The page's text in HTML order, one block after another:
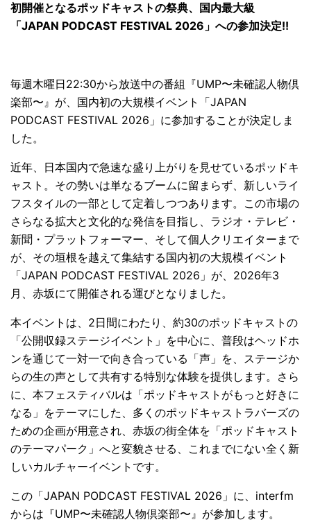
初開催となるポッドキャストの祭典、国内最大級
「JAPAN PODCAST FESTIVAL 2026」への参加決定!!
毎週木曜日22:30から放送中の番組『UMP〜未確認⼈物倶
楽部〜』が、国内初の大規模イベント「JAPAN
PODCAST FESTIVAL 2026」に参加することが決定しま
した。
近年、日本国内で急速な盛り上がりを見せているポッドキ
ャスト。その勢いは単なるブームに留まらず、新しいライ
フスタイルの一部として定着しつつあります。この市場の
さらなる拡大と文化的な発信を目指し、ラジオ・テレビ・
新聞・プラットフォーマー、そして個人クリエイターまで
が、その垣根を越えて集結する国内初の大規模イベント
「JAPAN PODCAST FESTIVAL 2026」が、2026年3
月、赤坂にて開催される運びとなりました。
本イベントは、2日間にわたり、約30のポッドキャストの
「公開収録ステージイベント」を中心に、普段はヘッドホ
ンを通じて一対一で向き合っている「声」を、ステージか
らの生の声として共有する特別な体験を提供します。さら
に、本フェスティバルは「ポッドキャストがもっと好きに
なる」をテーマにした、多くのポッドキャストラバーズの
ための企画が用意され、赤坂の街全体を「ポッドキャスト
のテーマパーク」へと変貌させる、これまでにない全く新
しいカルチャーイベントです。
この「JAPAN PODCAST FESTIVAL 2026」に、interfm
からは『UMP〜未確認⼈物倶楽部〜』が参加します。